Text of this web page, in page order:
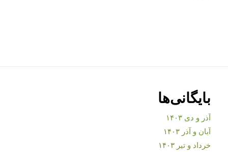
بایگانی‌ها
آذر و دی ۱۴۰۳
آبان و آذر ۱۴۰۳
خرداد و تیر ۱۴۰۳